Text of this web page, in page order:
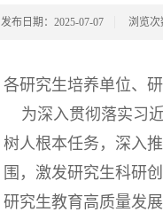
发布日期：2025-07-07 浏览次
各研究生培养单位、
为深入贯彻落实习
树人根本任务，深入
围，激发研究生科研
研究生教育高质量发